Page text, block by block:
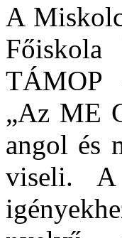
A
Főiskola
TÁMOP
„Az ME
angol és
viseli.